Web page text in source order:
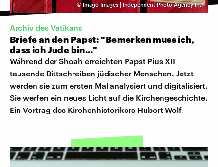
© Imago Images | Independent Photo Agency Int.
Archiv des Vatikans
Briefe an den Papst: "Bemerken muss ich,
dass ich Jude bin..."
Während der Shoah erreichten Papst Pius XII
tausende Bittschreiben jüdischer Menschen. Jetzt
werden sie zum ersten Mal analysiert und digitalisiert.
Sie werfen ein neues Licht auf die Kirchengeschichte.
Ein Vortrag des Kirchenhistorikers Hubert Wolf.